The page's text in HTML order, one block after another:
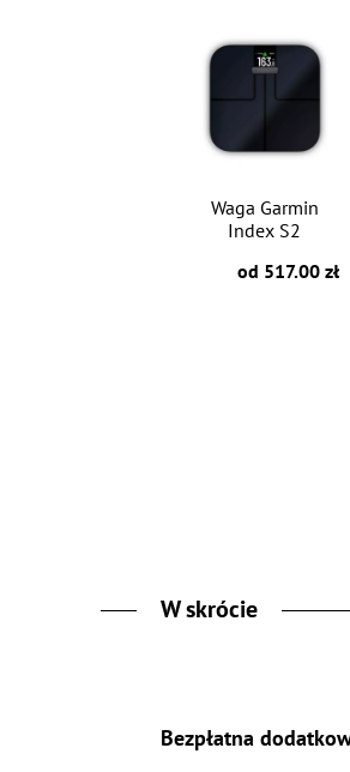
Waga Garmin
Index S2
od 517.00 zł
W skrócie
Bezpłatna